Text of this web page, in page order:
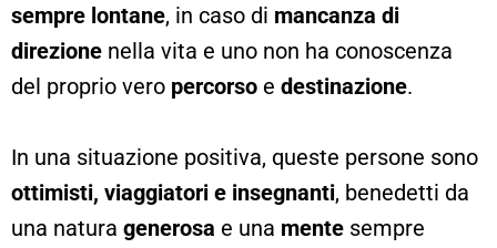
sempre lontane, in caso di mancanza di
direzione nella vita e uno non ha conoscenza
del proprio vero percorso e destinazione.
In una situazione positiva, queste persone sono
ottimisti, viaggiatori e insegnanti, benedetti da
una natura generosa e una mente sempre